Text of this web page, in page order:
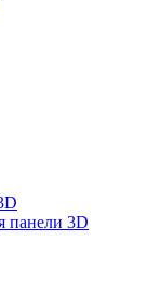
панели 3D